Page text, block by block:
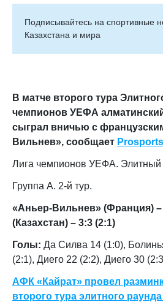
Подписывайтесь на cпортивные
Казахстана и мира
В матче второго тура
чемпионов УЕФА
сыграл вничью с
Вильнев», сообщает
Лига чемпионов УЕФА. Элитный
Группа А. 2-й тур.
«Аньер-Вильнев» (Франция)
(Казахстан) – 3:3 (2:1)
Голы: Да Силва 14 (1:0),
(2:1), Диего 22 (2:2), Диего 30
АФК «Кайрат» провел
второго тура элитного